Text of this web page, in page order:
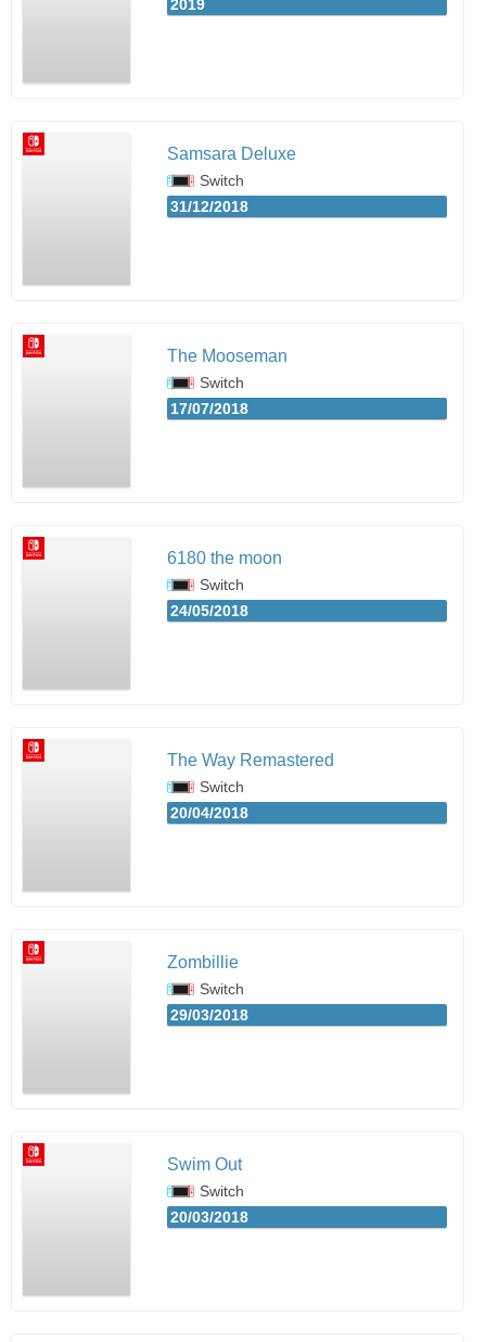
2019
Samsara Deluxe
Switch
31/12/2018
The Mooseman
Switch
17/07/2018
6180 the moon
Switch
24/05/2018
The Way Remastered
Switch
20/04/2018
Zombillie
Switch
29/03/2018
Swim Out
Switch
20/03/2018